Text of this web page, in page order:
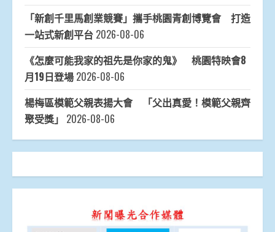
「新創千里馬創業競賽」攜手桃園青創博覽會 打造
一站式新創平台 2026-08-06
《怎麼可能我家的祖先是你家的鬼》 桃園特映會8
月19日登場 2026-08-06
楊梅區模範父親表揚大會 「父出真愛！模範父親齊
聚受獎」 2026-08-06